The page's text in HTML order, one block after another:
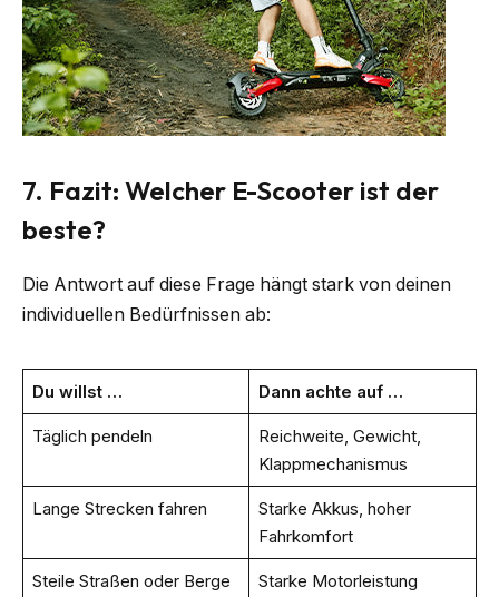
7. Fazit: Welcher E-Scooter ist der
beste?
Die Antwort auf diese Frage hängt stark von deinen
individuellen Bedürfnissen ab:
Du willst … Dann achte auf …
Täglich pendeln
Reichweite, Gewicht,
Klappmechanismus
Lange Strecken fahren
Starke Akkus, hoher
Fahrkomfort
Steile Straßen oder Berge
Starke Motorleistung